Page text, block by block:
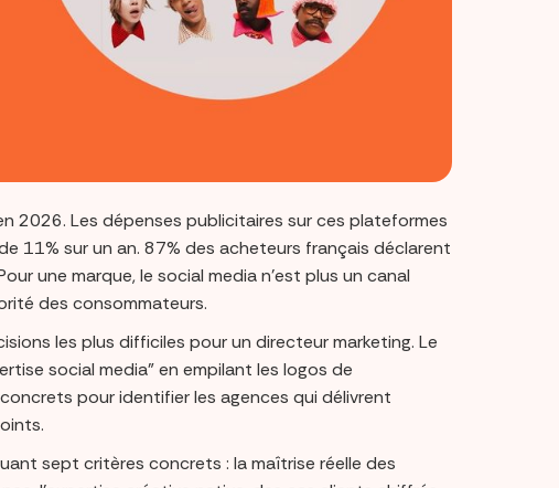
2026. Les dépenses publicitaires sur ces plateformes
11% sur un an. 87% des acheteurs français déclarent
une marque, le social media n’est plus un canal
des consommateurs.
les plus difficiles pour un directeur marketing. Le
social media” en empilant les logos de
pour identifier les agences qui délivrent
sept critères concrets : la maîtrise réelle des